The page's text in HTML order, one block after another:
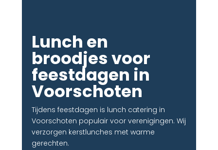
Lunch en
broodjes voor
feestdagen in
Voorschoten
Tijdens feestdagen is lunch catering in
Voorschoten populair voor verenigingen. Wij
verzorgen kerstlunches met warme
gerechten.